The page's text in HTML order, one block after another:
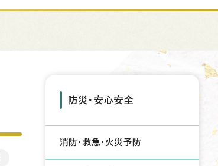
防災・安心安全
消防・救急・火災予防